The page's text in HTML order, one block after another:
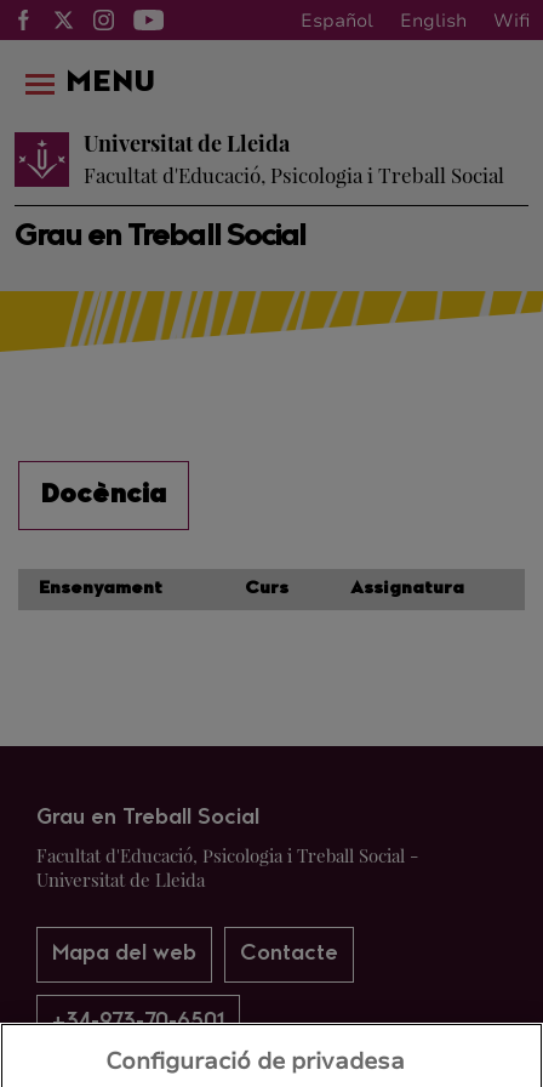
Español English Wifi
Grau en Treball Social
Universitat de Lleida
Facultat d'Educació, Psicologia i Treball Social
MENU
Docència
Ensenyament Curs Assignatura
Grau en Treball Social
Facultat d'Educació, Psicologia i Treball Social -
Universitat de Lleida
Mapa del web Contacte
+34-973-70-6501
Configuració de privadesa